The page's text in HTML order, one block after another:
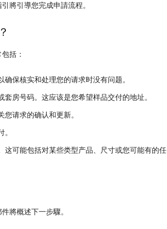
將引導您完成申請流程。
括：
保核实和处理您的请求时没有问题。
房号码。这应该是您希望样品交付的地址。
请求的确认和更新。
可能包括对某些类型产品、尺寸或您可能有的任
將概述下一步驟。